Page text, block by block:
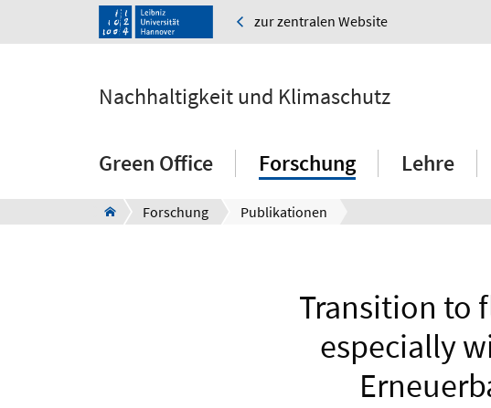
zur zentralen Website
Nachhaltigkeit und Klimaschutz
Green Office Forschung Lehre
Forschung Publikationen
Transition to
especially